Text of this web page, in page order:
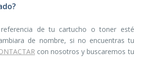
de tu cartucho o toner esté
de nombre, si no encuentras tu
con nosotros y buscaremos tu